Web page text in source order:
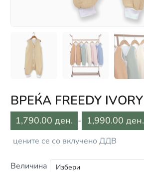
ВРЕЌА FREEDY IVORY
1,790.00 ден. - 1,990.00 ден.
цените се со вклучено ДДВ
Величина